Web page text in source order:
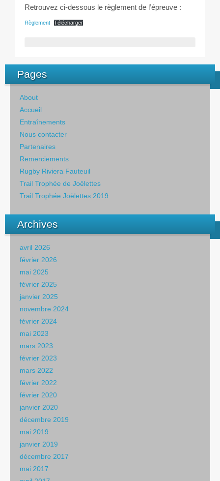
Retrouvez ci-dessous le règlement de l’épreuve :
Règlement Télécharger
Pages
About
Accueil
Entraînements
Nous contacter
Partenaires
Remerciements
Rugby Riviera Fauteuil
Trail Trophée de Joëlettes
Trail Trophée Joëlettes 2019
Archives
avril 2026
février 2026
mai 2025
février 2025
janvier 2025
novembre 2024
février 2024
mai 2023
mars 2023
février 2023
mars 2022
février 2022
février 2020
janvier 2020
décembre 2019
mai 2019
janvier 2019
décembre 2017
mai 2017